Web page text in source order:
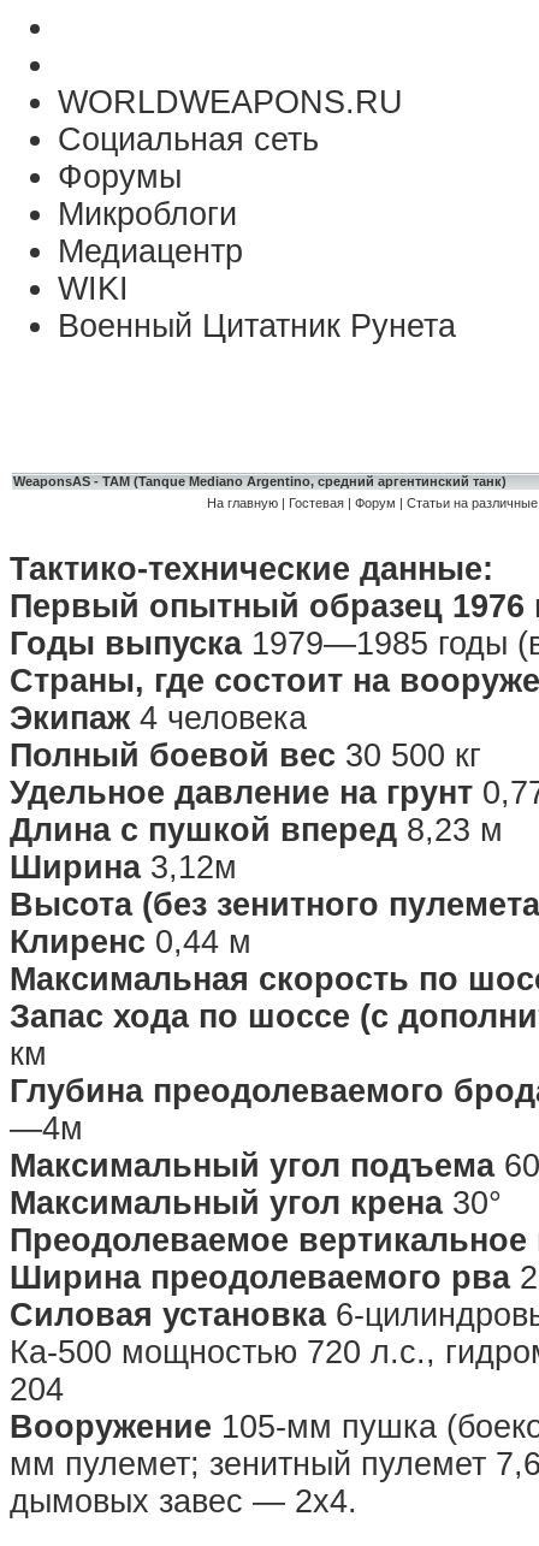
WORLDWEAPONS.RU
Социальная сеть
Форумы
Микроблоги
Медиацентр
WIKI
Военный Цитатник Рунета
WeaponsAS - ТАМ (Tanque Mediano Argentinо, средний аргентинский танк)
На главную| Гостевая| Форум | Статьи на
Тактико-технические данные:
Первый опытный образец 1976
Годы выпуска1979—1985 годы
Страны, где состоит на
Экипаж4 человека
Полный боевой вес 30 500 кг
Удельное давление на грунт
Длина с пушкой вперед 8,23 м
Ширина3,12м
Высота (без зенитного
Клиренс 0,44 м
Максимальная скорость по
Запас хода по шоссе (с
км
Глубина преодолеваемого
—4м
Максимальный угол подъема
Максимальный угол крена30°
Преодолеваемое вертикальное
Ширина преодолеваемого рва
Силовая установка6-
Ка-500 мощностью 720 л.с.,
204
Вооружение 105-мм пушка
мм пулемет; зенитный пулемет
дымовых завес — 2х4.